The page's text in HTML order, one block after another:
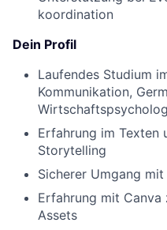
koordination
Dein Profil
Laufendes Studium
Kommunikation,
Erfahrung im Texten
Storytelling
Sicherer Umgang
Erfahrung mit Canva
Assets